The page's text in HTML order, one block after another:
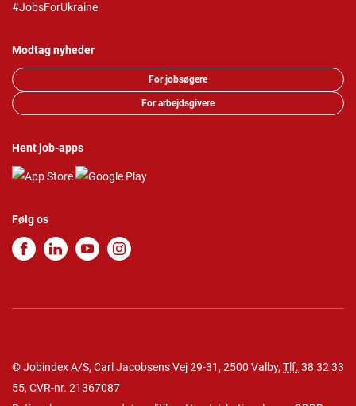
#JobsForUkraine
Modtag nyheder
For jobsøgere
For arbejdsgivere
Hent job-apps
Følg os
© Jobindex A/S, Carl Jacobsens Vej 29-31, 2500 Valby, Tlf. 38 32 33
55, CVR-nr. 21367087